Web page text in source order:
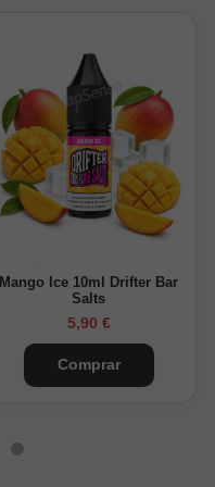
está pensado para
Mango Ice 10ml Drifter Bar
Salts
5,90 €
Comprar